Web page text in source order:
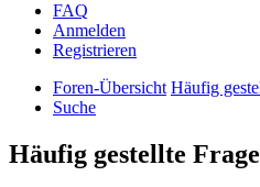
FAQ
Anmelden
Registrieren
Foren-Übersicht Häufig
Suche
Häufig gestellte